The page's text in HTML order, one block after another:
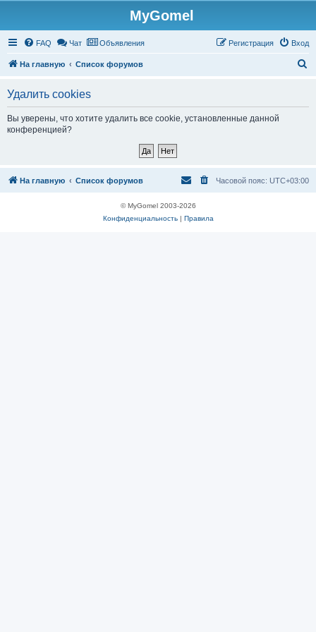
MyGomel
FAQ Чат Объявления Вход
Регистрация
На главную Список форумов
Удалить cookies
Вы уверены, что хотите удалить все cookie, установленные данной
конференцией?
На главную Список форумов Часовой пояс: UTC+03:00
© MyGomel 2003-2026
Конфиденциальность| Правила